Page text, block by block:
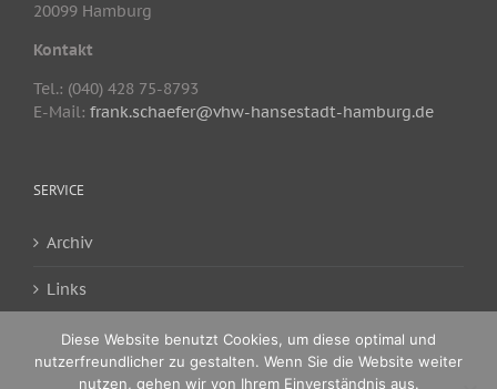
20099 Hamburg
Kontakt
Tel.: (040) 428 75-8793
E-Mail: frank.schaefer@vhw-hansestadt-hamburg.de
SERVICE
Archiv
Links
www.vhw-bund.de
Diese Website benutzt Cookies, um diese optimal und
nutzerfreundlicher zu gestalten. Wenn Sie die Website weiter
nutzen, gehen wir von Ihrem Einverständnis aus.